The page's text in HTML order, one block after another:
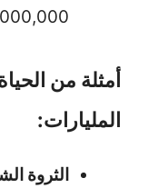
أمثلة من
المليارات:
الثروة